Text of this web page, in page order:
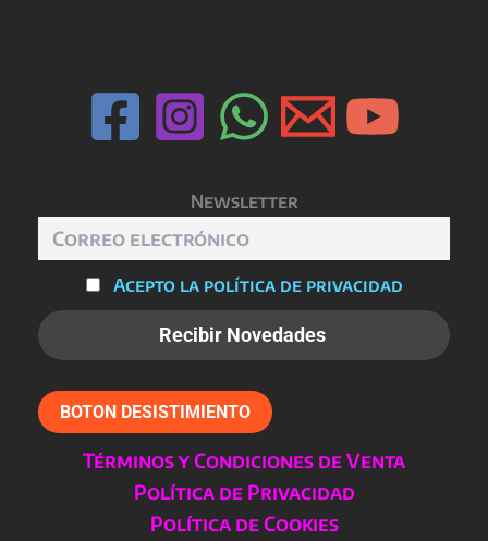
Newsletter
Acepto la política de privacidad
BOTON DESISTIMIENTO
Términos y Condiciones de Venta
Política de Privacidad
Política de Cookies